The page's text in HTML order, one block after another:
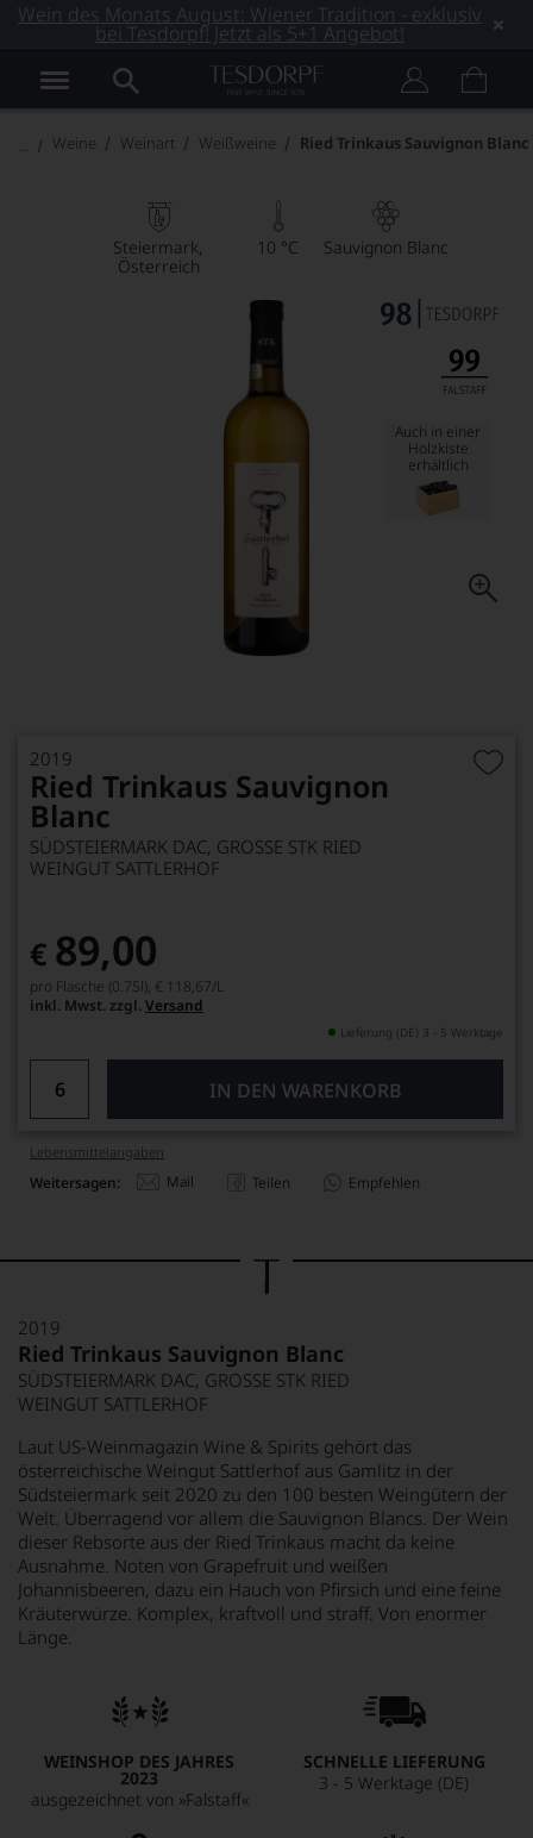
Wein des Monats August: Wiener Tradition - exklusiv
bei Tesdorpf! Jetzt als 5+1 Angebot!
Weine Weinart Weißweine Ried Trinkaus Sauvignon Blanc
Steiermark
Österreich
10 °C Sauvignon Blanc
Auch in einer
Holzkiste
erhältlich
2019
Ried Trinkaus Sauvignon
Blanc
SÜDSTEIERMARK DAC, GROSSE STK RIED
WEINGUT SATTLERHOF
€ 89,00
pro Flasche (0.75l), € 118,67/L
inkl. Mwst. zzgl. Versand
Lieferung (DE) 3 - 5 Werktage
IN DEN WARENKORB
Lebensmittel­angaben
Weitersagen: Mail Teilen Empfehlen
2019
Ried Trinkaus Sauvignon Blanc
SÜDSTEIERMARK DAC, GROSSE STK RIED
WEINGUT SATTLERHOF
Laut US-Weinmagazin Wine & Spirits gehört das
österreichische Weingut Sattlerhof aus Gamlitz in der
Südsteiermark seit 2020 zu den 100 besten Weingütern der
Welt. Überragend vor allem die Sauvignon Blancs. Der Wein
dieser Rebsorte aus der Ried Trinkaus macht da keine
Ausnahme. Noten von Grapefruit und weißen
Johannisbeeren, dazu ein Hauch von Pfirsich und eine feine
Kräuterwürze. Komplex, kraftvoll und straff. Von enormer
Länge.
WEINSHOP DES JAHRES
2023
ausgezeichnet von »Falstaff«
SCHNELLE LIEFERUNG
3 - 5 Werktage (DE)